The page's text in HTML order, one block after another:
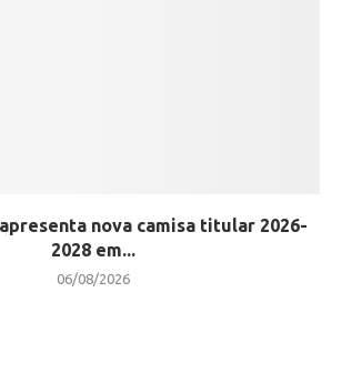
nova camisa titular 2026-
2028 em...
06/08/2026